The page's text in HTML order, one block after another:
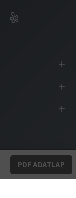
PDF ADATLAP
Háza